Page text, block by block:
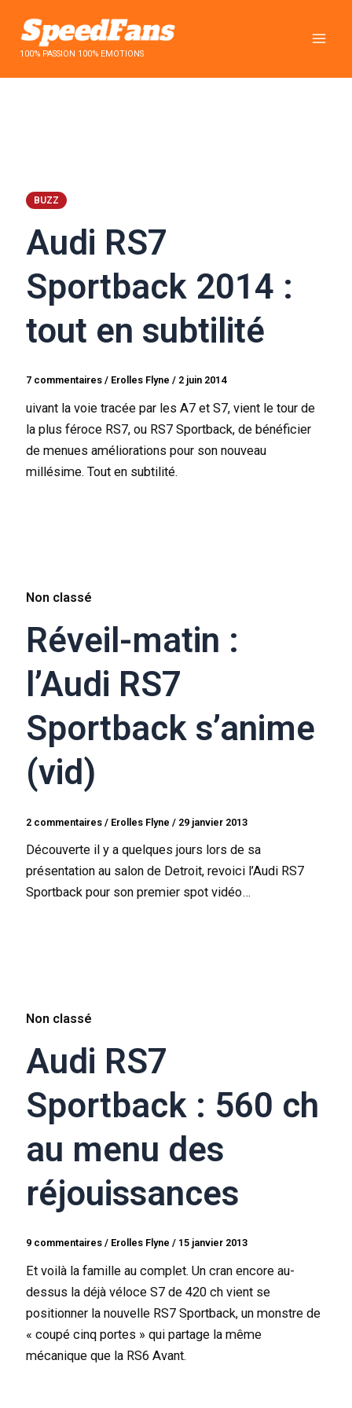
contenu100% PASSION 100% EMOTIONS
BUZZ
Audi RS7
Sportback 2014 :
tout en subtilité
7 commentaires / Erolles Flyne/ 2 juin 2014
uivant la voie tracée par les A7 et S7, vient le tour de
la plus féroce RS7, ou RS7 Sportback, de bénéficier
de menues améliorations pour son nouveau
millésime. Tout en subtilité.
Non classé
Réveil-matin :
l’Audi RS7
Sportback s’anime
(vid)
2 commentaires / Erolles Flyne/ 29 janvier 2013
Découverte il y a quelques jours lors de sa
présentation au salon de Detroit, revoici l’Audi RS7
Sportback pour son premier spot vidéo…
Non classé
Audi RS7
Sportback : 560 ch
au menu des
réjouissances
9 commentaires / Erolles Flyne/ 15 janvier 2013
Et voilà la famille au complet. Un cran encore au-
dessus la déjà véloce S7 de 420 ch vient se
positionner la nouvelle RS7 Sportback, un monstre de
« coupé cinq portes » qui partage la même
mécanique que la RS6 Avant.